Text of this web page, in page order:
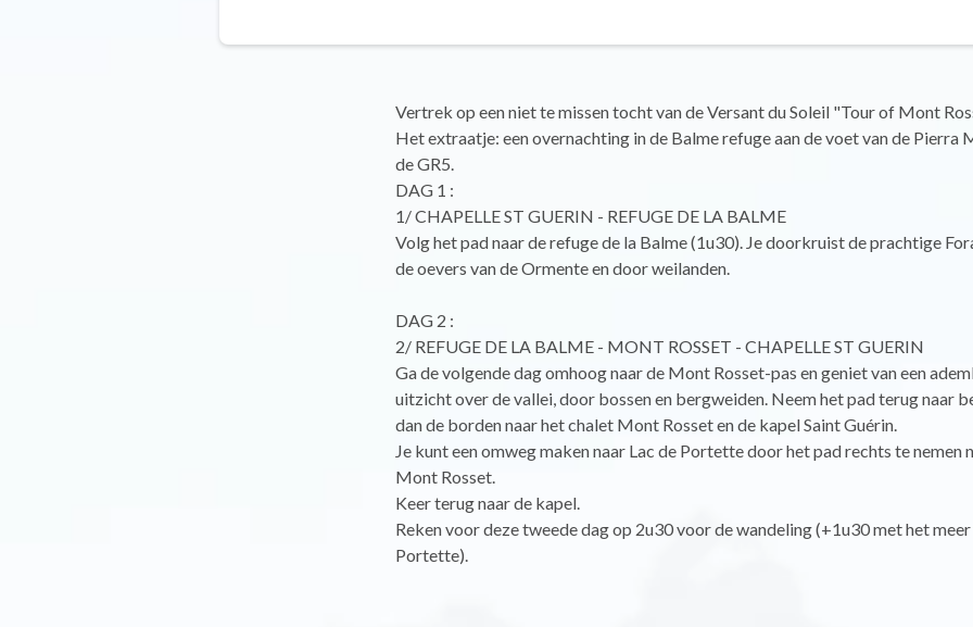
Vertrek op een niet te missen tocht van de Versant du Soleil "Tour of Mont
Het extraatje: een overnachting in de Balme refuge aan de voet van de Pierra
de GR5.
DAG 1 :
1/ CHAPELLE ST GUERIN - REFUGE DE LA BALME
Volg het pad naar de refuge de la Balme (1u30). Je doorkruist de prachtige
de oevers van de Ormente en door weilanden.
DAG 2 :
2/ REFUGE DE LA BALME - MONT ROSSET - CHAPELLE ST GUERIN
Ga de volgende dag omhoog naar de Mont Rosset-pas en geniet van een
uitzicht over de vallei, door bossen en bergweiden. Neem het pad terug naar
dan de borden naar het chalet Mont Rosset en de kapel Saint Guérin.
Je kunt een omweg maken naar Lac de Portette door het pad rechts te nemen
Mont Rosset.
Keer terug naar de kapel.
Reken voor deze tweede dag op 2u30 voor de wandeling (+1u30 met het meer
Portette).